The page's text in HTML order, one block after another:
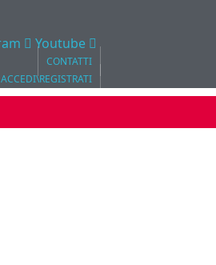
Youtube
CONTATTI
ACCEDI\REGISTRATI